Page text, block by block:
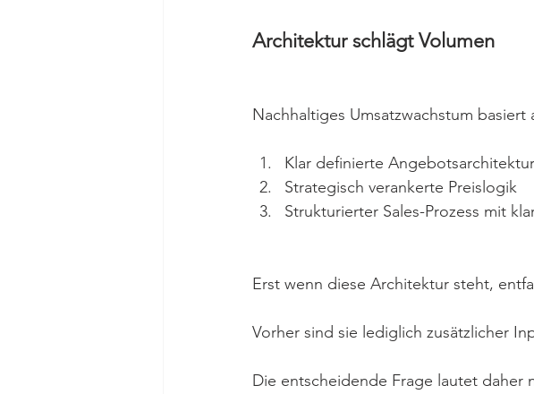
Architektur schlägt Volumen
Nachhaltiges Umsatzwachstum basiert
Klar definierte Angebotsarchitektur
Strategisch verankerte Preislogik
Strukturierter Sales-Prozess mit
Erst wenn diese Architektur steht,
Vorher sind sie lediglich zusätzlicher
Die entscheidende Frage lautet daher